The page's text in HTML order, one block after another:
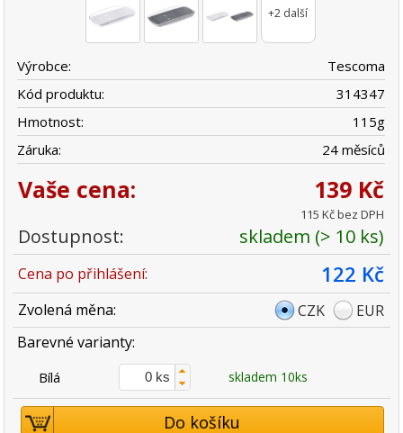
+2 další
Výrobce:
Tescoma
Kód produktu:
314347
Hmotnost:
115g
Záruka:
24 měsíců
Vaše cena: 139 Kč
115 Kč bez DPH
Dostupnost: skladem (> 10 ks)
Cena po přihlášení: 122 Kč
Zvolená měna: CZK
EUR
Barevné varianty:
Bílá skladem 10ks
Do košíku